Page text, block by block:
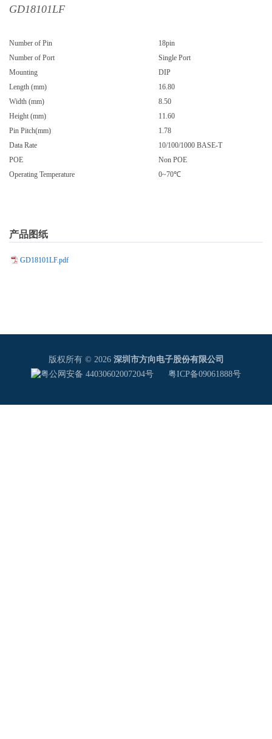
GD18101LF
Number of Pin
18pin
Number of Port
Single Port
Mounting
DIP
Length (mm)
16.80
Width (mm)
8.50
Height (mm)
11.60
Pin Pitch(mm)
1.78
Data Rate
10/100/1000 BASE-T
POE
Non POE
Operating Temperature
0~70℃
产品图纸
GD18101LF.pdf
版权所有 © 2026 深圳市方向电子股份有限公司
粤公网安备 44030602007204号
粤ICP备09061888号